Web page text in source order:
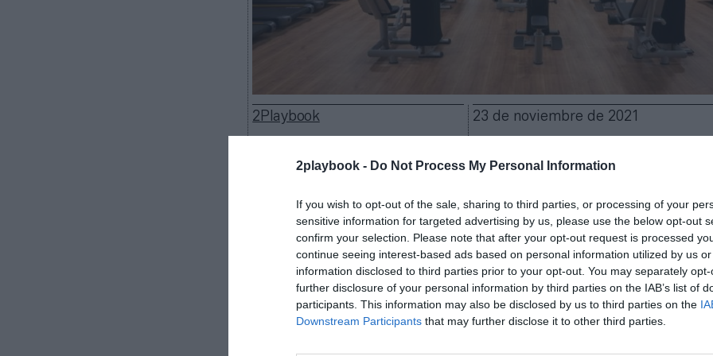
2playbook - Do Not Process My Personal Information
If you wish to opt-out of the sale, sharing to third parties, or processing of your
sensitive information for targeted advertising by us, please use the below opt-out
confirm your selection. Please note that after your opt-out request is processed
continue seeing interest-based ads based on personal information utilized by us
information disclosed to third parties prior to your opt-out. You may separately
further disclosure of your personal information by third parties on the IAB’s list of
participants. This information may also be disclosed by us to third parties on the
Downstream Participants that may further disclose it to other third parties.
2Playbook 23 de noviembre de 2021
Guardar
Cataluña anuncia la obligatoriedad de contar con el pasaporte
acceder a gimnasios y determinados centros deportivos. Así lo
el Consejo Ejecutivo del Govern, reunido en el día de hoy. Esta
también a bares, restaurantes y residencias de mayores, aunque
vigente para el acceso a las discotecas. La intención de la
Catalunya es que esta exigencia entre en vigor a partir del viernes
noviembre,a la espera de que lo valide el Tribunal Superior de